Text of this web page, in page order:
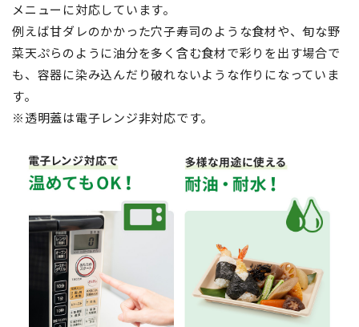
メニューに対応しています。
例えば甘ダレのかかった穴子寿司のような食材や、旬な野
菜天ぷらのように油分を多く含む食材で彩りを出す場合で
も、容器に染み込んだり破れないような作りになっていま
す。
※透明蓋は電子レンジ非対応です。